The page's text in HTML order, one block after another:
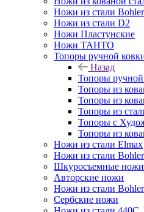
Ножи из стали
Ножи из стали D2
Ножи Пластунские
Ножи ТАНТО
Топоры ручной
Назад
Топоры ручной
Топоры из
Топоры из
Топоры из
Топоры с
Топоры из
Ножи из стали Elmax
Ножи из стали
Шкуросъемные ножи
Авторские ножи
Ножи из стали
Сербские ножи